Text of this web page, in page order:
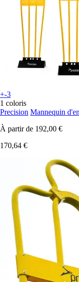
+-3
1 coloris
Precision Mannequin
À partir de 192,00 €
170,64 €